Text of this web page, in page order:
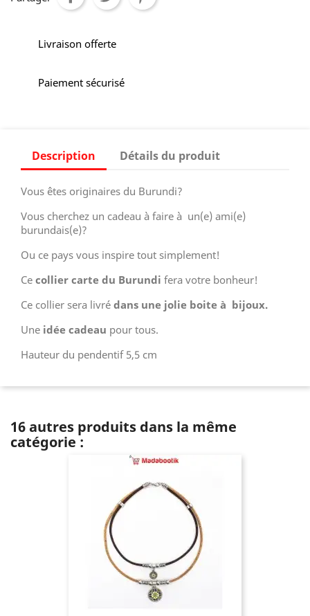
Livraison offerte
Paiement sécurisé
Description Détails du produit
Vous êtes originaires du Burundi?
Vous cherchez un cadeau à faire à un(e) ami(e)
burundais(e)?
Ou ce pays vous inspire tout simplement!
Ce collier carte du Burundi fera votre bonheur!
Ce collier sera livré dans une jolie boite à bijoux.
Une idée cadeau pour tous.
Hauteur du pendentif 5,5 cm
16 autres produits dans la même
catégorie :